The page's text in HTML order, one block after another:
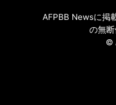
AFPBB Newsに掲
の無断
©